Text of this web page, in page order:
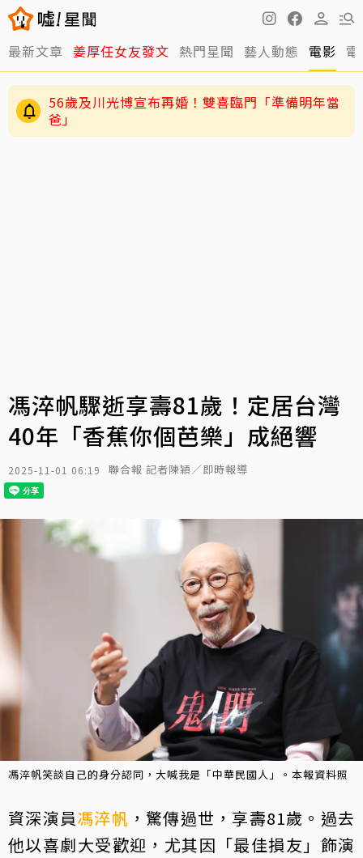
最新文章 姜厚任女友發文 熱門星聞 藝人動態 電影
56歲及川光博宣布再婚！雙喜臨門「準備明年當
爸」
馮淬帆驟逝享壽81歲！定居台灣
40年「香蕉你個芭樂」成絕響
2025-11-01 06:19 聯合報 記者陳穎／即時報導
馮淬帆笑談自己的身分認同，大喊我是「中華民國人」。本報資料照
資深演員馮淬帆 ，驚傳過世，享壽81歲。過去
他以喜劇大受歡迎，尤其因「最佳損友」飾演